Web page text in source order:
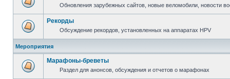
Обновления зарубежных сайтов, новые веломобили, новости
Рекорды
Обсуждение рекордов, установленных на аппаратах HPV
Мероприятия
Марафоны-бреветы
Раздел для анонсов, обсуждения и отчетов о марафонах